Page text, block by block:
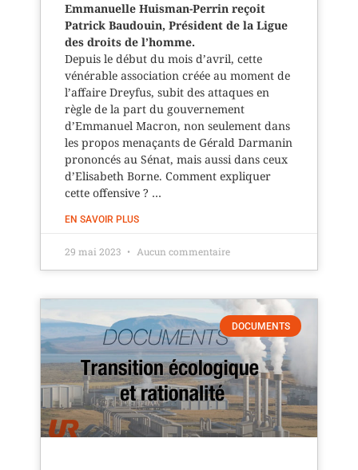
Emmanuelle Huisman-Perrin reçoit
Patrick Baudouin, Président de la Ligue
des droits de l’homme.
Depuis le début du mois d’avril, cette
vénérable association créée au moment de
l’affaire Dreyfus, subit des attaques en
règle de la part du gouvernement
d’Emmanuel Macron, non seulement dans
les propos menaçants de Gérald Darmanin
prononcés au Sénat, mais aussi dans ceux
d’Elisabeth Borne. Comment expliquer
cette offensive ? …
EN SAVOIR PLUS
29 mai 2023 Aucun commentaire
DOCUMENTS